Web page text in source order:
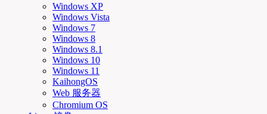
Windows XP
Windows Vista
Windows 7
Windows 8
Windows 8.1
Windows 10
Windows 11
KaihongOS
Web 服务器
Chromium OS